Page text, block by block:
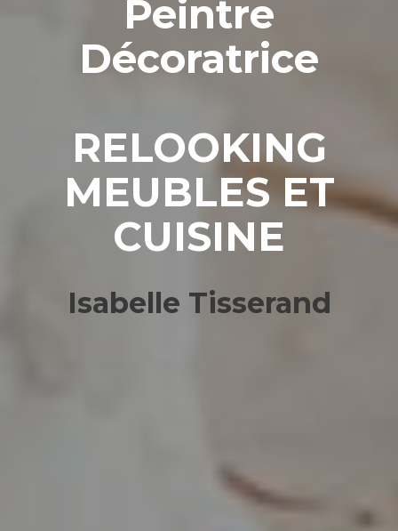
Peintre
Décoratrice
RELOOKING
MEUBLES ET
CUISINE
Isabelle Tisserand